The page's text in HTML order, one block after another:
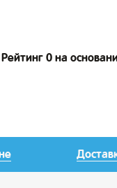
Рейтинг 0 на